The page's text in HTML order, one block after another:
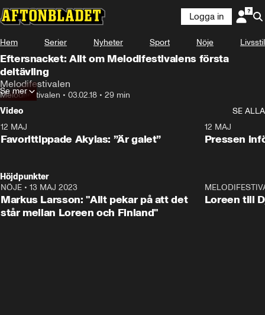
Logga in
Hem Serier Nyheter Sport Nöje Livsstil
Eftersnacket: Allt om Melodifestivalens första
deltävling
Melodifestivalen
Melodifestivalen • 03.02.18 • 29 min
Se mer
Video
SE ALLA
12 MAJ
Favorittippade Akylas: ”Är galet”
12 MAJ
Pressen
Höjdpunkter
NÖJE • 13 MAJ 2023
Markus Larsson: "Allt pekar på att det
står mellan Loreen och Finland"
Loreen till